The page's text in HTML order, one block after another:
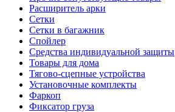
Расширитель арки
Сетки
Сетки в багажник
Спойлер
Средства индивидуальной защиты
Товары для дома
Тягово-сцепные устройства
Установочные комплекты
Фаркоп
Фиксатор груза